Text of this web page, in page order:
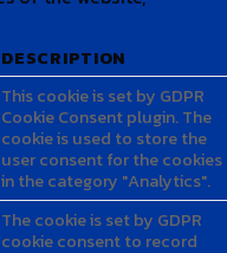
cookies is used to store the
user consent for the cookies
in the category "Necessary".
This cookie is set by GDPR
Cookie Consent plugin. The
cookie is used to store the
user consent for the cookies
in the category "Other.